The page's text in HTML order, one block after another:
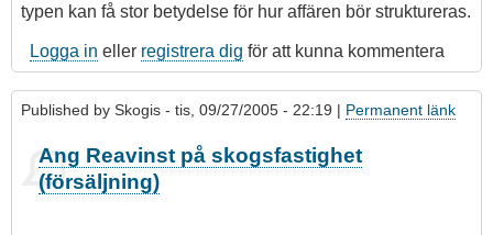
typen kan få stor betydelse för hur affären bör struktureras.
Logga in eller registrera dig för att kunna kommentera
Published by Skogis - tis, 09/27/2005 - 22:19 | Permanent länk
Ang Reavinst på skogsfastighet
(försäljning)